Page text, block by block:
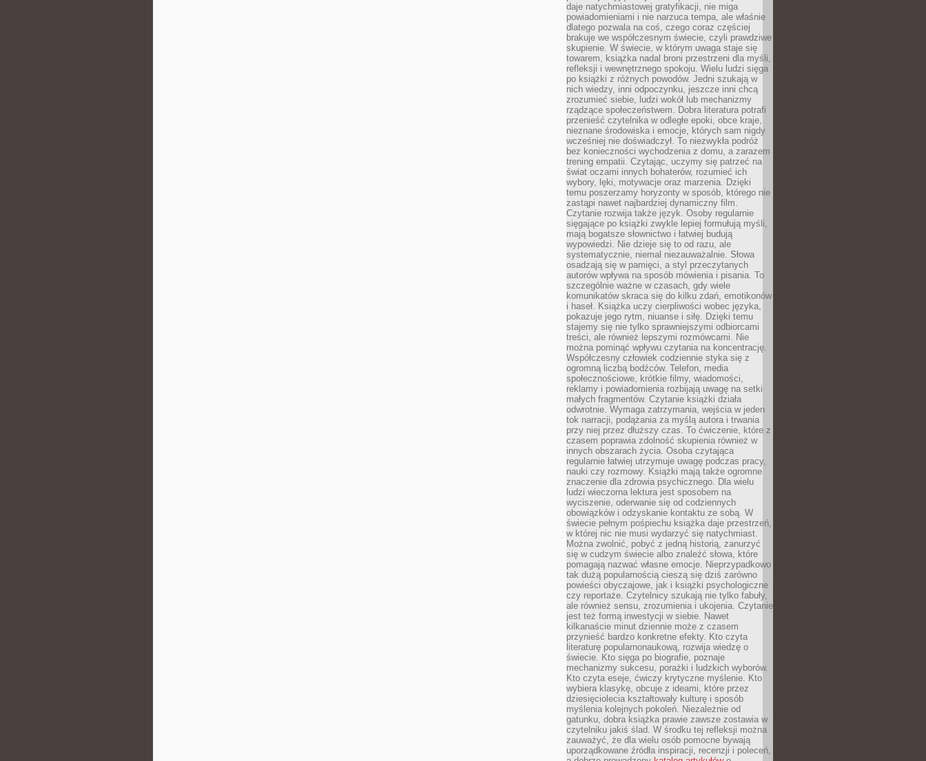
daje natychmiastowej gratyfikacji, nie miga
powiadomieniami i nie narzuca tempa, ale właśnie
dlatego pozwala na coś, czego coraz częściej
brakuje we współczesnym świecie, czyli prawdziwe
skupienie. W świecie, w którym uwaga staje się
towarem, książka nadal broni przestrzeni dla myśli,
refleksji i wewnętrznego spokoju. Wielu ludzi sięga
po książki z różnych powodów. Jedni szukają w
nich wiedzy, inni odpoczynku, jeszcze inni chcą
zrozumieć siebie, ludzi wokół lub mechanizmy
rządzące społeczeństwem. Dobra literatura potrafi
przenieść czytelnika w odległe epoki, obce kraje,
nieznane środowiska i emocje, których sam nigdy
wcześniej nie doświadczył. To niezwykła podróż
bez konieczności wychodzenia z domu, a zarazem
trening empatii. Czytając, uczymy się patrzeć na
świat oczami innych bohaterów, rozumieć ich
wybory, lęki, motywacje oraz marzenia. Dzięki
temu poszerzamy horyzonty w sposób, którego nie
zastąpi nawet najbardziej dynamiczny film.
Czytanie rozwija także język. Osoby regularnie
sięgające po książki zwykle lepiej formułują myśli,
mają bogatsze słownictwo i łatwiej budują
wypowiedzi. Nie dzieje się to od razu, ale
systematycznie, niemal niezauważalnie. Słowa
osadzają się w pamięci, a styl przeczytanych
autorów wpływa na sposób mówienia i pisania. To
szczególnie ważne w czasach, gdy wiele
komunikatów skraca się do kilku zdań, emotikonów
i haseł. Książka uczy cierpliwości wobec języka,
pokazuje jego rytm, niuanse i siłę. Dzięki temu
stajemy się nie tylko sprawniejszymi odbiorcami
treści, ale również lepszymi rozmówcami. Nie
można pominąć wpływu czytania na koncentrację.
Współczesny człowiek codziennie styka się z
ogromną liczbą bodźców. Telefon, media
społecznościowe, krótkie filmy, wiadomości,
reklamy i powiadomienia rozbijają uwagę na setki
małych fragmentów. Czytanie książki działa
odwrotnie. Wymaga zatrzymania, wejścia w jeden
tok narracji, podążania za myślą autora i trwania
przy niej przez dłuższy czas. To ćwiczenie, które z
czasem poprawia zdolność skupienia również w
innych obszarach życia. Osoba czytająca
regularnie łatwiej utrzymuje uwagę podczas pracy,
nauki czy rozmowy. Książki mają także ogromne
znaczenie dla zdrowia psychicznego. Dla wielu
ludzi wieczorna lektura jest sposobem na
wyciszenie, oderwanie się od codziennych
obowiązków i odzyskanie kontaktu ze sobą. W
świecie pełnym pośpiechu książka daje przestrzeń,
w której nic nie musi wydarzyć się natychmiast.
Można zwolnić, pobyć z jedną historią, zanurzyć
się w cudzym świecie albo znaleźć słowa, które
pomagają nazwać własne emocje. Nieprzypadkowo
tak dużą popularnością cieszą się dziś zarówno
powieści obyczajowe, jak i książki psychologiczne
czy reportaże. Czytelnicy szukają nie tylko fabuły,
ale również sensu, zrozumienia i ukojenia. Czytanie
jest też formą inwestycji w siebie. Nawet
kilkanaście minut dziennie może z czasem
przynieść bardzo konkretne efekty. Kto czyta
literaturę popularnonaukową, rozwija wiedzę o
świecie. Kto sięga po biografie, poznaje
mechanizmy sukcesu, porażki i ludzkich wyborów.
Kto czyta eseje, ćwiczy krytyczne myślenie. Kto
wybiera klasykę, obcuje z ideami, które przez
dziesięciolecia kształtowały kulturę i sposób
myślenia kolejnych pokoleń. Niezależnie od
gatunku, dobra książka prawie zawsze zostawia w
czytelniku jakiś ślad. W środku tej refleksji można
zauważyć, że dla wielu osób pomocne bywają
uporządkowane źródła inspiracji, recenzji i poleceń,